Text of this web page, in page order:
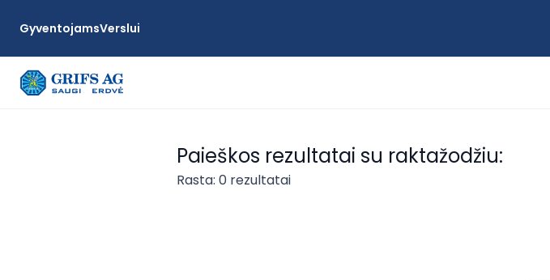
GyventojamsVerslui
Paieškos rezultatai su raktažodžiu:
Rasta: 0 rezultatai